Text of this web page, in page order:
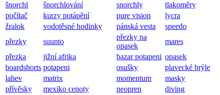
šnorchl šnorchlování snorchly
tlakoměry
počítač
kurzy potápění pure vision
lycra
žralok
vodotěsné hodinky pánská vesta
speedo
přezky
suunto
přezky na
opasek
mares
přezka
jižní afrika bazar potapeni opasek
boardshorts potapeni osušky
plavecké brýle
lahev
matrix momentum
masky
přívěsky
mexiko cenoty neopren
diving